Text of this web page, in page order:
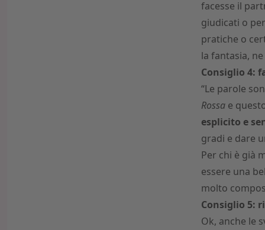
facesse il
giudicati o
pratiche o
la fantasia,
Consiglio 4:
“Le parole
Rossae
esplicito e
gradi e dare
Per chi è già
essere una
molto
Consiglio 5:
Ok, anche le